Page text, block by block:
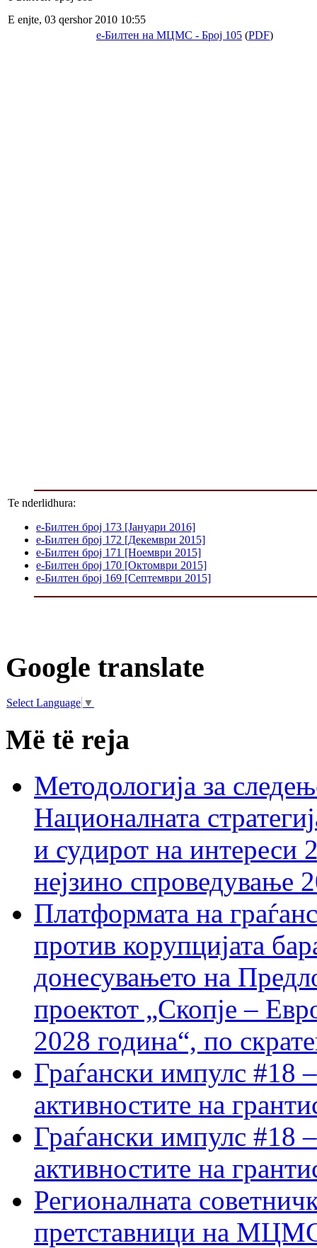
E enjte, 03 qershor 2010 10:55
е-Билтен на МЦМС - Број 105 (PDF)
Te nderlidhura:
е-Билтен број 173 [Јануари 2016]
е-Билтен број 172 [Декември 2015]
е-Билтен број 171 [Ноември 2015]
е-Билтен број 170 [Октомври 2015]
е-Билтен број 169 [Септември 2015]
Google translate
Select Language ▼
Më të reja
Методологија за
Националната
и судирот на интереси
нејзино спроведување
Платформата на
против корупцијата
донесувањето на
проектот „Скопје –
2028 година“, по
Граѓански импулс #18
активностите на
Граѓански импулс #18
активностите на
Регионалната
претставници на МЦМС